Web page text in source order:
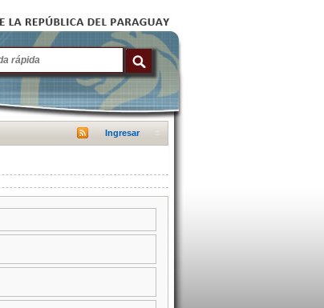
Ingresar